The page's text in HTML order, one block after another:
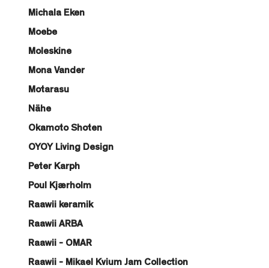
Michala Eken
Moebe
Moleskine
Mona Vander
Motarasu
Nähe
Okamoto Shoten
OYOY Living Design
Peter Karph
Poul Kjærholm
Raawii keramik
Raawii ARBA
Raawii - OMAR
Raawii - Mikael Kvium Jam Collection